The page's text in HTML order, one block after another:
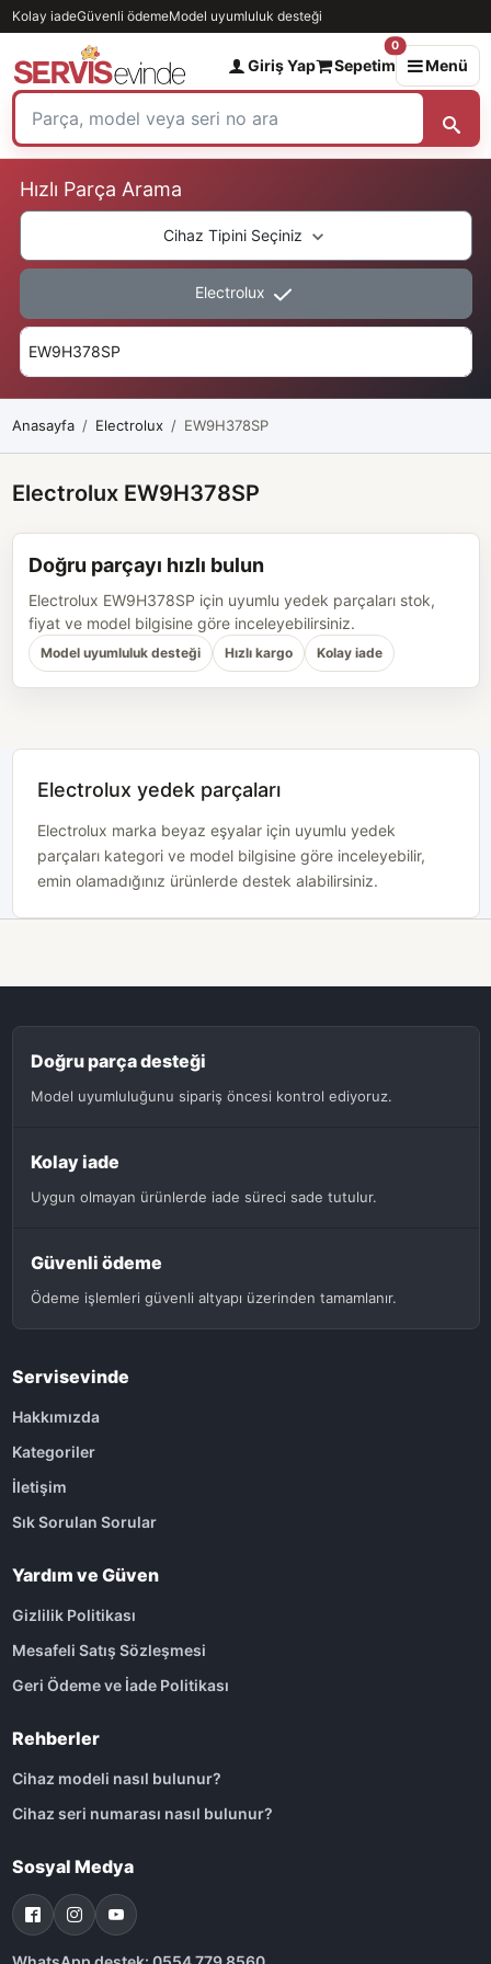
Kolay iadeGüvenli ödemeModel uyumluluk desteği
Giriş Yap Sepetim
0
Menü
Hızlı Parça Arama
Cihaz Tipini Seçiniz
Electrolux
Anasayfa Electrolux EW9H378SP
Electrolux EW9H378SP
Doğru parçayı hızlı bulun
Electrolux EW9H378SP için uyumlu yedek parçaları stok,
fiyat ve model bilgisine göre inceleyebilirsiniz.
Model uyumluluk desteği Hızlı kargo Kolay iade
Electrolux yedek parçaları
Electrolux marka beyaz eşyalar için uyumlu yedek
parçaları kategori ve model bilgisine göre inceleyebilir,
emin olamadığınız ürünlerde destek alabilirsiniz.
Doğru parça desteği
Model uyumluluğunu sipariş öncesi kontrol ediyoruz.
Kolay iade
Uygun olmayan ürünlerde iade süreci sade tutulur.
Güvenli ödeme
Ödeme işlemleri güvenli altyapı üzerinden tamamlanır.
Servisevinde
Hakkımızda
Kategoriler
İletişim
Sık Sorulan Sorular
Yardım ve Güven
Gizlilik Politikası
Mesafeli Satış Sözleşmesi
Geri Ödeme ve İade Politikası
Rehberler
Cihaz modeli nasıl bulunur?
Cihaz seri numarası nasıl bulunur?
Sosyal Medya